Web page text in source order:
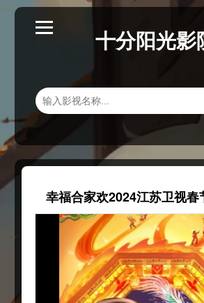
十分阳光影
幸福合家欢2024江苏卫视春